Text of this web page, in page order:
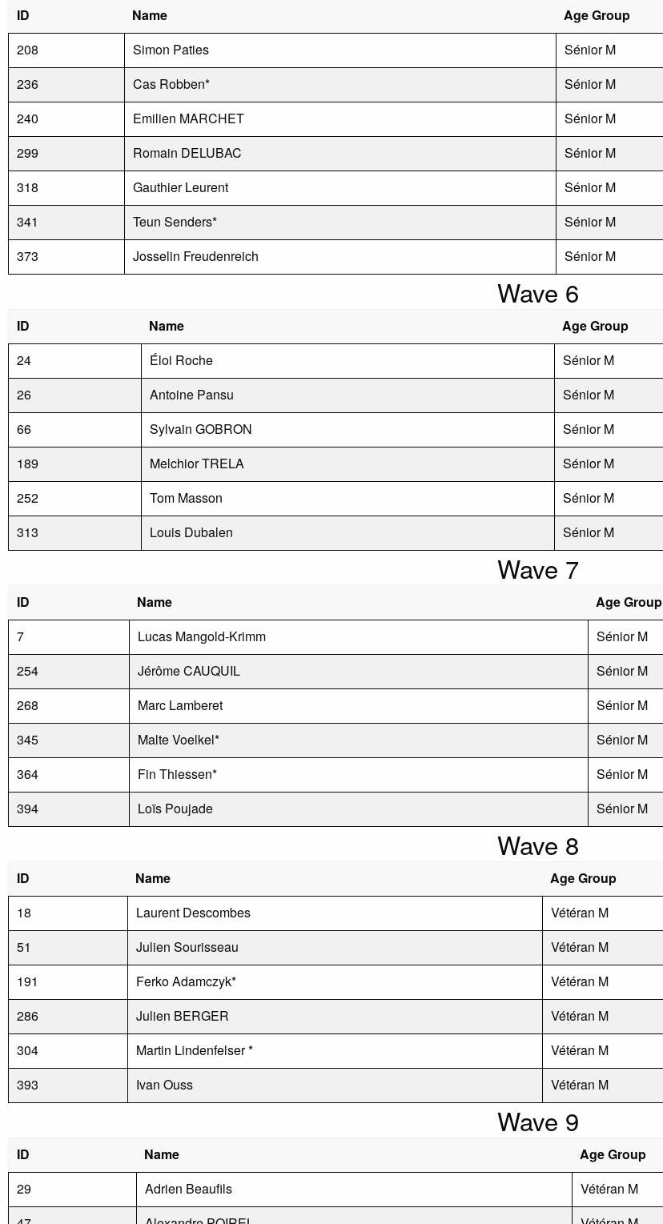
ID Name Age Group
208
Simon Paties Sénior M
236
Cas Robben* Sénior M
240
Emilien MARCHET Sénior M
299
Romain DELUBAC Sénior M
318
Gauthier Leurent Sénior M
341
Teun Senders* Sénior M
373
Josselin Freudenreich Sénior M
Wave 6
ID Name Age Group
24
Éloi Roche Sénior M
26
Antoine Pansu Sénior M
66
Sylvain GOBRON Sénior M
189
Melchior TRELA Sénior M
252
Tom Masson Sénior M
313
Louis Dubalen Sénior M
Wave 7
ID Name Age Group
7
Lucas Mangold-Krimm Sénior M
254
Jérôme CAUQUIL Sénior M
268
Marc Lamberet Sénior M
345
Malte Voelkel* Sénior M
364
Fin Thiessen* Sénior M
394
Loïs Poujade Sénior M
Wave 8
ID Name Age Group
18
Laurent Descombes Vétéran M
51
Julien Sourisseau Vétéran M
191
Ferko Adamczyk* Vétéran M
286
Julien BERGER Vétéran M
304
Martin Lindenfelser * Vétéran M
393
Ivan Ouss Vétéran M
Wave 9
ID Name Age Group
29
Adrien Beaufils Vétéran M